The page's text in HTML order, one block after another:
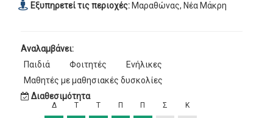
Εξυπηρετεί τις περιοχές: Μαραθώνας, Νέα Μάκρη
Αναλαμβάνει:
Παιδιά
Φοιτητές
Ενήλικες
Μαθητές με μαθησιακές δυσκολίες
Διαθεσιμότητα
Δ Τ Τ Π Π Σ Κ